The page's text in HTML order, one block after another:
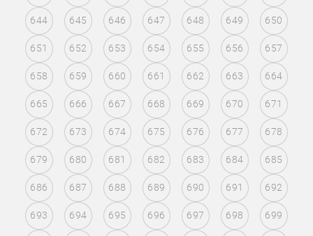
644 645 646 647 648 649 650
651 652 653 654 655 656 657
658 659 660 661 662 663 664
665 666 667 668 669 670 671
672 673 674 675 676 677 678
679 680 681 682 683 684 685
686 687 688 689 690 691 692
693 694 695 696 697 698 699